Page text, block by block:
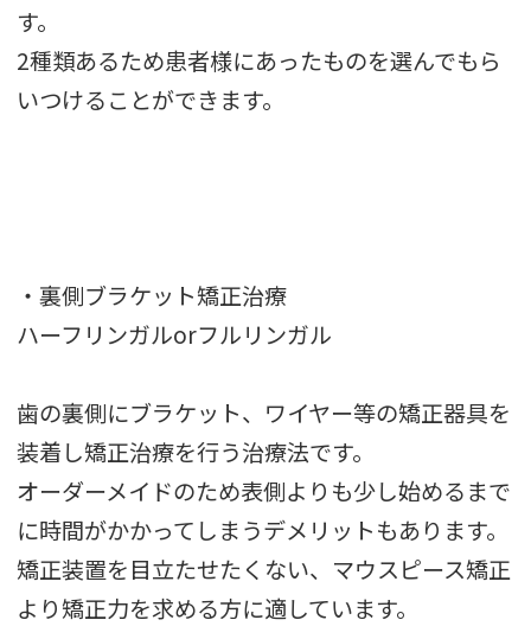
す。
2種類あるため患者様にあったものを選んでもら
いつけることができます。
・裏側ブラケット矯正治療
ハーフリンガルorフルリンガル
歯の裏側にブラケット、ワイヤー等の矯正器具を
装着し矯正治療を行う治療法です。
オーダーメイドのため表側よりも少し始めるまで
に時間がかかってしまうデメリットもあります。
矯正装置を目立たせたくない、マウスピース矯正
より矯正力を求める方に適しています。